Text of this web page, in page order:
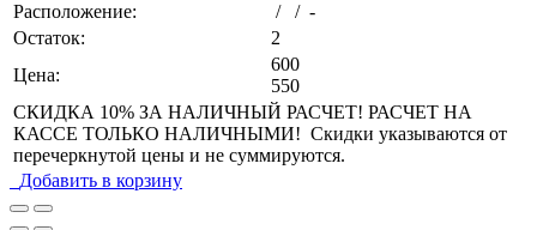
Расположение:
/ / -
Остаток:
2
Цена:
600
550
СКИДКА 10% ЗА НАЛИЧНЫЙ РАСЧЕТ! РАСЧЕТ НА
КАССЕ ТОЛЬКО НАЛИЧНЫМИ! Скидки указываются от
перечеркнутой цены и не суммируются.
Добавить в корзину